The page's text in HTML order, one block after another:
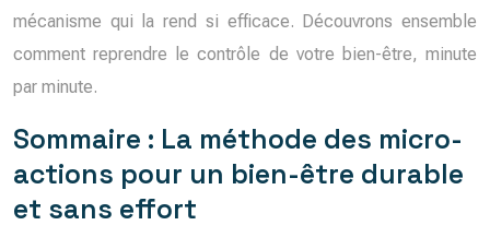
mécanisme qui la rend si efficace. Découvrons ensemble
comment reprendre le contrôle de votre bien-être, minute
par minute.
Sommaire : La méthode des micro-
actions pour un bien-être durable
et sans effort